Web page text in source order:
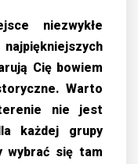
niezwykłe
Cię bowiem
Warto
nie jest
każdej grupy
wybrać się tam